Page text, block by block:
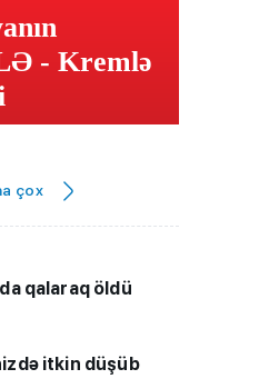
- Kremlə
çox
qalaraq öldü
itkin düşüb